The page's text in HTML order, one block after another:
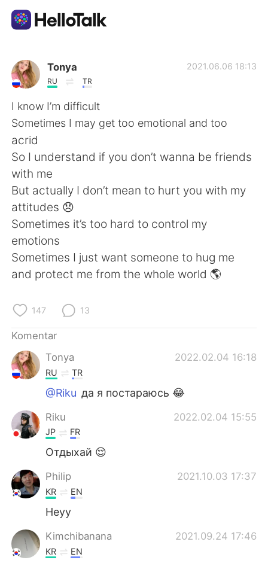
Aplikasi Pertukaran Bahasa
AI Grammar Checker
Indonesia
English
繁體中文
العربية
Deutsch 日本語
ไทย
Türkçe
Português
Tonya
RU TR
2021.06.06 18:13
I know I’m difficult
Sometimes I may get too emotional and too
acrid
So I understand if you don’t wanna be friends
with me
But actually I don’t mean to hurt you with my
attitudes 😞
Sometimes it’s too hard to control my
emotions
Sometimes I just want someone to hug me
and protect me from the whole world 🌎
147 13
Komentar
Tonya
2022.02.04 16:18
RU TR
@Riku да я постараюсь 😂
Riku 2022.02.04 15:55
JP FR
Отдыхай 😌
Philip 2021.10.03 17:37
KR EN
Heyy
Kimchibanana 2021.09.24 17:46
KR EN